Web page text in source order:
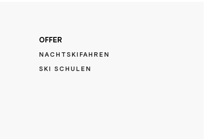
OFFER
NACHTSKIFAHREN
SKI SCHULEN